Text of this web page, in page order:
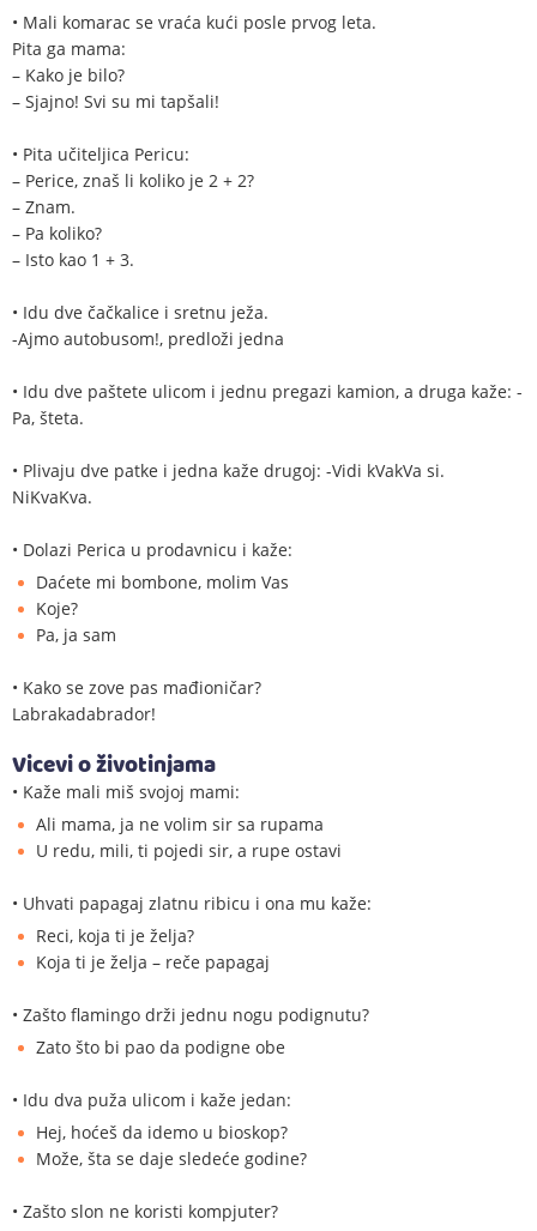
• Mali komarac se vraća kući posle prvog leta.
Pita ga mama:
– Kako je bilo?
– Sjajno! Svi su mi tapšali!
• Pita učiteljica Pericu:
– Perice, znaš li koliko je 2 + 2?
– Znam.
– Pa koliko?
– Isto kao 1 + 3.
• Idu dve čačkalice i sretnu ježa.
-Ajmo autobusom!, predloži jedna
• Idu dve paštete ulicom i jednu pregazi kamion, a druga kaže: -
Pa, šteta.
• Plivaju dve patke i jedna kaže drugoj: -Vidi kVakVa si.
NiKvaKva.
• Dolazi Perica u prodavnicu i kaže:
Daćete mi bombone, molim Vas
Koje?
Pa, ja sam
• Kako se zove pas mađioničar?
Labrakadabrador!
Vicevi o životinjama
• Kaže mali miš svojoj mami:
Ali mama, ja ne volim sir sa rupama
U redu, mili, ti pojedi sir, a rupe ostavi
• Uhvati papagaj zlatnu ribicu i ona mu kaže:
Reci, koja ti je želja?
Koja ti je želja – reče papagaj
• Zašto flamingo drži jednu nogu podignutu?
Zato što bi pao da podigne obe
• Idu dva puža ulicom i kaže jedan:
Hej, hoćeš da idemo u bioskop?
Može, šta se daje sledeće godine?
• Zašto slon ne koristi kompjuter?